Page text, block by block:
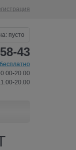
пусто
43
20.00
20.00